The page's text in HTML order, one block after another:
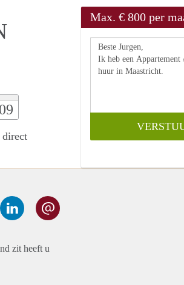
09
direct
Max. € 800 per
zit heeft u